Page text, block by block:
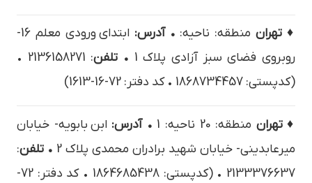
♦ تهران منطقه: ناحیه: • آدرس:
ابتداي ورودي معلم 16-
روبروي فضاي سبز آزادي پلاک 1
• تلفن
: 2136158271 •
(کدپستی: 1868734457 • کد دفتر: 72-16-1613)
♦ تهران منطقه: 20 ناحیه: 1 • آدرس: ابن بابويه- خيابان
ميرعابديني- خيابان شهيد برادران محمدي پلاک 2
• تلفن:
2133376637 • (کدپستی: 1864685438 • کد دفتر: 72-